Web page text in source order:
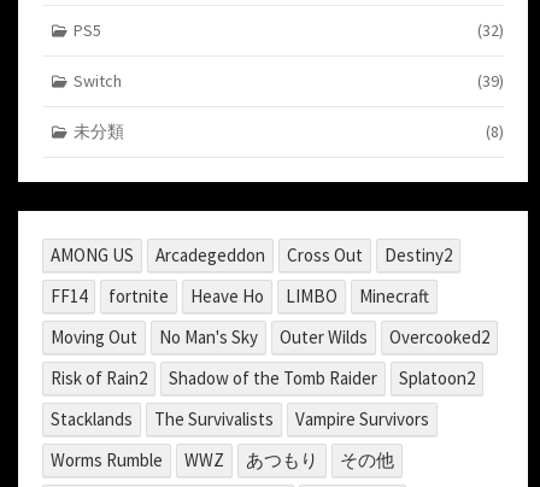
PS5 (32)
Switch (39)
未分類 (8)
AMONG US Arcadegeddon Cross Out
Destiny2
FF14
fortnite Heave Ho LIMBO
Minecraft
Moving Out
No Man's Sky Outer Wilds
Overcooked2
Risk of Rain2
Shadow of the Tomb Raider
Splatoon2
Stacklands
The Survivalists
Vampire Survivors
Worms Rumble
WWZ あつもり
その他